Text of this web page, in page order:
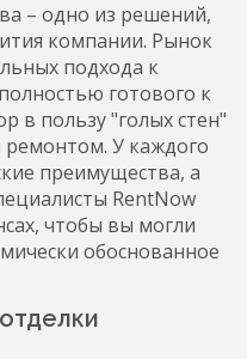
– одно из решений,
компании. Рынок
подхода к
готового к
в пользу "голых стен"
У каждого
преимущества, а
RentNow
чтобы вы могли
обоснованное